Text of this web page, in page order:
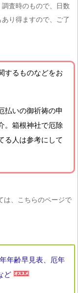
査時のもので、日数
り得ますので、ご了
するものなどをお
払いの御祈祷の申
。箱根神社で厄除
る人は参考にして
は、こちらのページで
年齢早見表、厄年
ど